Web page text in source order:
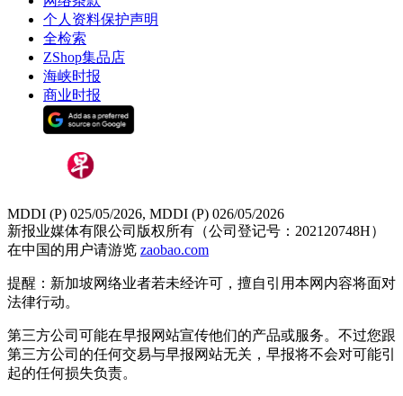
个人资料保护声明
全检索
ZShop集品店
海峡时报
商业时报
MDDI (P) 025/05/2026, MDDI (P) 026/05/2026
新报业媒体有限公司版权所有（公司登记号：202120748H）
在中国的用户请游览 zaobao.com
提醒：新加坡网络业者若未经许可，擅自引用本网内容将面对
法律行动。
第三方公司可能在早报网站宣传他们的产品或服务。不过您跟
第三方公司的任何交易与早报网站无关，早报将不会对可能引
起的任何损失负责。